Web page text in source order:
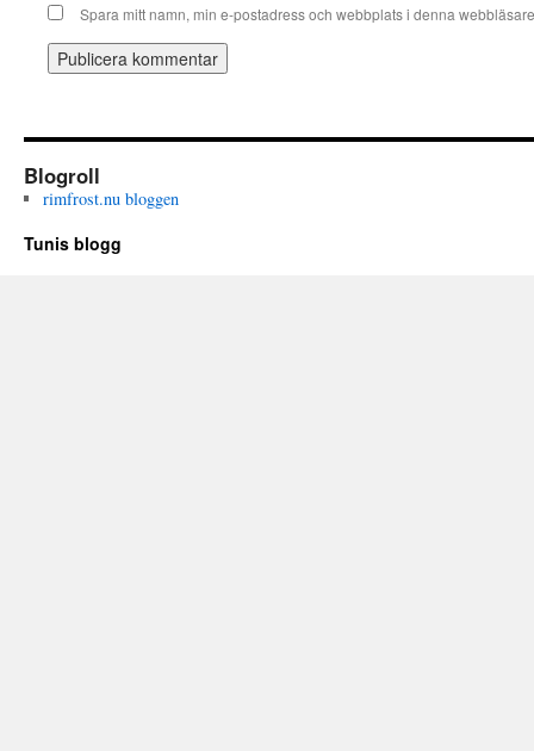
Spara mitt namn, min e-postadress och webbplats i denna
Blogroll
rimfrost.nu bloggen
Tunis blogg